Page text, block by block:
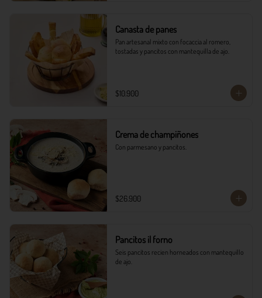
Canasta de panes
Pan artesanal mixto con focaccia al romero,
tostadas y pancitos con mantequilla de ajo.
$10.900
Crema de champiñones
Con parmesano y pancitos.
$26.900
Pancitos il forno
Seis pancitos recien horneados con mantequillo
de ajo.